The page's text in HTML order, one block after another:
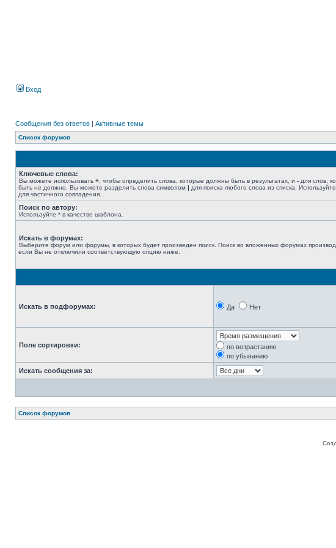
Вход
Сообщения без ответов | Активные темы
Список форумов
Ключевые слова:
Вы можете использовать + , чтобы определить слова, которые должны быть в результатах, и - для слов,
быть не должно. Вы можете разделить слова символом | для поиска любого слова из списка. Используйте
для частичного совпадения.
Поиск по автору:
Используйте * в качестве шаблона.
Искать в форумах:
Выберите форум или форумы, в которых будет произведен поиск. Поиск во вложенных форумах
если Вы не отключили соответствующую опцию ниже.
Искать в подфорумах: Да Нет
Поле сортировки:
по возрастанию
по убыванию
Искать сообщения за:
Список форумов